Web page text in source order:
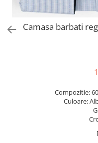
Camasa barbati
Compozitie:
Culoare: